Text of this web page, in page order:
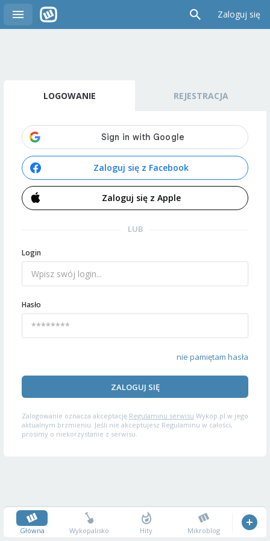
Zaloguj się
LOGOWANIE REJESTRACJA
Zaloguj się z Facebook
Zaloguj się z Apple
LUB
Login
Hasło
nie pamiętam hasła
ZALOGUJ SIĘ
Zalogowanie oznacza akceptację Regulaminu serwisu Wykop.pl w jego
aktualnym brzmieniu. Jeśli nie akceptujesz Regulaminu w całości,
prosimy o niekorzystanie z serwisu.
Główna Wykopalisko Hity Mikroblog